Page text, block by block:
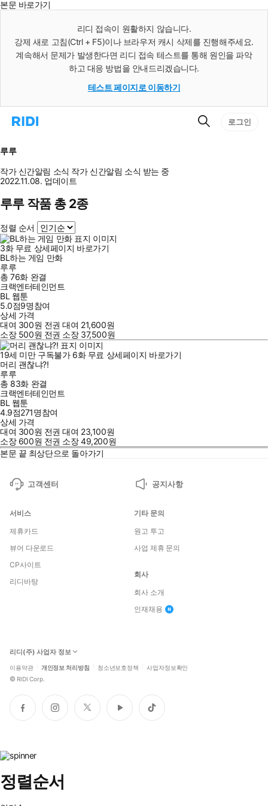
본문 바로가기
리디 접속이 원활하지 않습니다.
강제 새로 고침(Ctrl + F5)이나 브라우저 캐시 삭제를 진행해주세요.
계속해서 문제가 발생한다면 리디 접속 테스트를 통해 원인을 파악
하고 대응 방법을 안내드리겠습니다.
테스트 페이지로 이동하기
리
으
로
이
동
검
로그인
루루
작가 신간알림 소식 작가 신간알림 소식 받는 중
2022.11.08. 업데이트
루루 작품 총 2종
정렬 순서
3화 무료 상세페이지 바로가기
BL하는 게임 만화
루루
총 76화 완결
크랙엔터테인먼트
BL 웹툰
5.0점9명참여
상세 가격
대여 300원 전권 대여 21,600원
소장 500원 전권 소장 37,500원
19세 미만 구독불가 6화 무료 상세페이지 바로가기
머리 괜찮냐?!
루루
총 83화 완결
크랙엔터테인먼트
BL 웹툰
4.9점271명참여
상세 가격
대여 300원 전권 대여 23,100원
소장 600원 전권 소장49,200원
본문 끝 최상단으로 돌아가기
고객센터 공지사항
서비스
제휴카드
뷰어 다운로드
CP사이트
리디바탕
기타 문의
원고 투고
사업 제휴 문의
회사
회사 소개
인재채용
리디(주) 사업자 정보
이용약관 개인정보 처리방침 청소년보호정책 사업자정보확인
© RIDI Corp.
페
이
인
스
트
위
유
튜
틱
톡
정렬순서